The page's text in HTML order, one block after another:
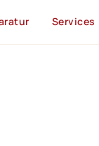
Services